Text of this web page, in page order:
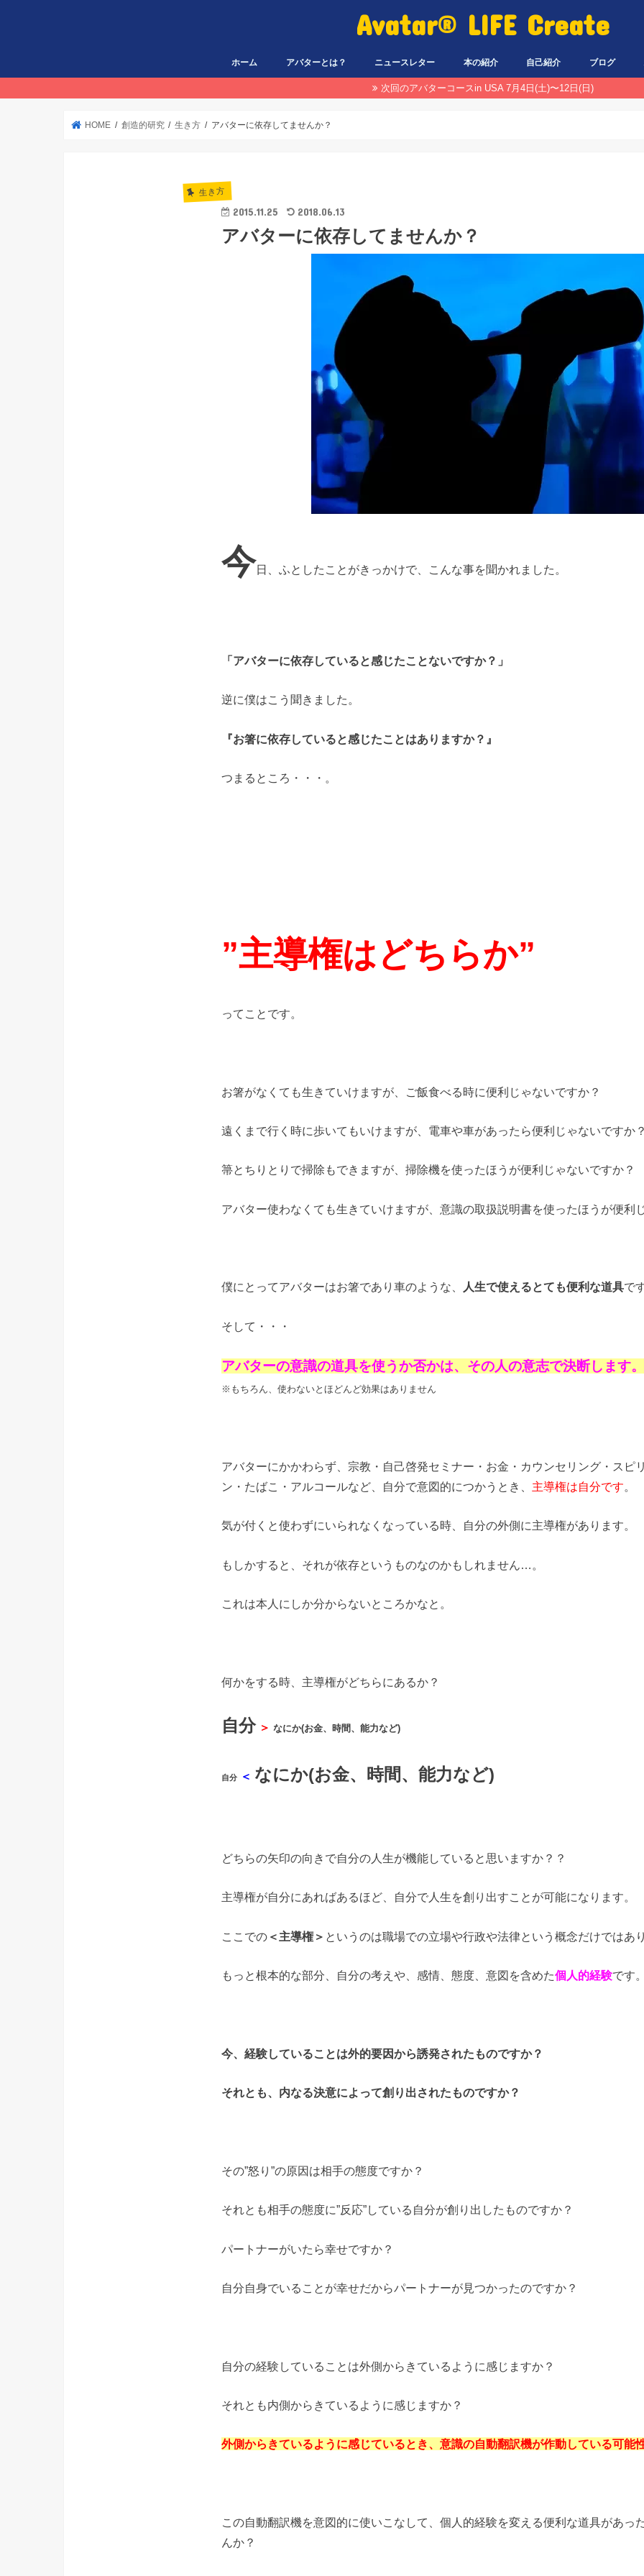
Avatar® LIFE Create
ホーム アバターとは？ ニュースレター 本の紹介 自己紹介 ブログ
次回のアバターコースin USA 7月4日(土)〜12日(日)
HOME 創造的研究 生き方 アバターに依存してませんか？
生き方
2015.11.25 2018.06.13
アバターに依存してませんか？
今日、ふとしたことがきっかけで、こんな事を聞かれました。
「アバターに依存していると感じたことないですか？」
逆に僕はこう聞きました。
『お箸に依存していると感じたことはありますか？』
つまるところ・・・。
”主導権はどちらか”
ってことです。
お箸がなくても生きていけますが、ご飯食べる時に便利じゃないですか？
遠くまで行く時に歩いてもいけますが、電車や車があったら便利じゃないですか？
箒とちりとりで掃除もできますが、掃除機を使ったほうが便利じゃないですか？
アバター使わなくても生きていけますが、意識の取扱説明書を使ったほうが便利
僕にとってアバターはお箸であり車のような、 人生で使えるとても便利な道具で
そして・・・
アバターの意識の道具を使うか否かは、その人の意志で決断します。
※もちろん、使わないとほどんど効果はありません
アバターにかかわらず、宗教・自己啓発セミナー・お金・カウンセリング・スピ
ン・たばこ・アルコールなど、自分で意図的につかうとき、 主導権は自分です。
気が付くと使わずにいられなくなっている時、自分の外側に主導権があります。
もしかすると、それが依存というものなのかもしれません…。
これは本人にしか分からないところかなと。
何かをする時、主導権がどちらにあるか？
自分 ＞ なにか(お金、時間、能力など)
自分 ＜ なにか(お金、時間、能力など)
どちらの矢印の向きで自分の人生が機能していると思いますか？？
主導権が自分にあればあるほど、自分で人生を創り出すことが可能になります。
ここでの ＜主導権＞ というのは職場での立場や行政や法律という概念だけではあ
もっと根本的な部分、自分の考えや、感情、態度、意図を含めた個人的経験です。
今、経験していることは外的要因から誘発されたものですか？
それとも、内なる決意によって創り出されたものですか？
その”怒り”の原因は相手の態度ですか？
それとも相手の態度に”反応”している自分が創り出したものですか？
パートナーがいたら幸せですか？
自分自身でいることが幸せだからパートナーが見つかったのですか？
自分の経験していることは外側からきているように感じますか？
それとも内側からきているように感じますか？
外側からきているように感じているとき、意識の自動翻訳機が作動している可能
この自動翻訳機を意図的に使いこなして、個人的経験を変える便利な道具があっ
んか？